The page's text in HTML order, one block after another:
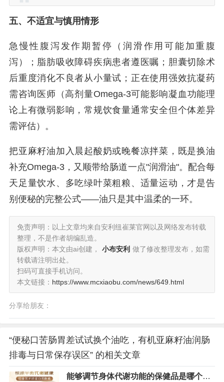
五、不适宜与慎用情形
急慢性腹泻发作期暂停（润滑作用可能加重腹
泻）；脂肪吸收障碍疾病患者遵医嘱；胆囊切除术
后重度消化不良者从小量试；正在使用强效抗凝药
需咨询医师（高剂量Omega-3可能影响凝血功能理
论上有微弱影响，常规饮食量通常安全但个体差异
需评估）。
把亚麻籽油加入晨起酸奶或晚餐凉拌菜，既是换油
补充Omega-3，又顺带给肠道一点"润滑油"。配合每
天足量饮水、多吃绿叶菜粗粮、适量运动，才是告
别便秘的完整公式——油只是其中温柔的一环。
免责声明：以上文章均来自安利纽崔莱官网以及网络发布转载
整理，不是作者胡编乱造。
版权声明：本文由ai创建，
小布安利 做了修改整理发布，如需
转载请注明出处。
扫码可直接手机访问。
本文链接： https://www.mcxiaobu.com/news/649.html
分享给朋友：
“便秘口苦肠胃差试试换个油吃，有机亚麻籽油润肠
排毒与日常保存误区” 的相关文章
能够调节身体代谢功能的保健品是哪个？